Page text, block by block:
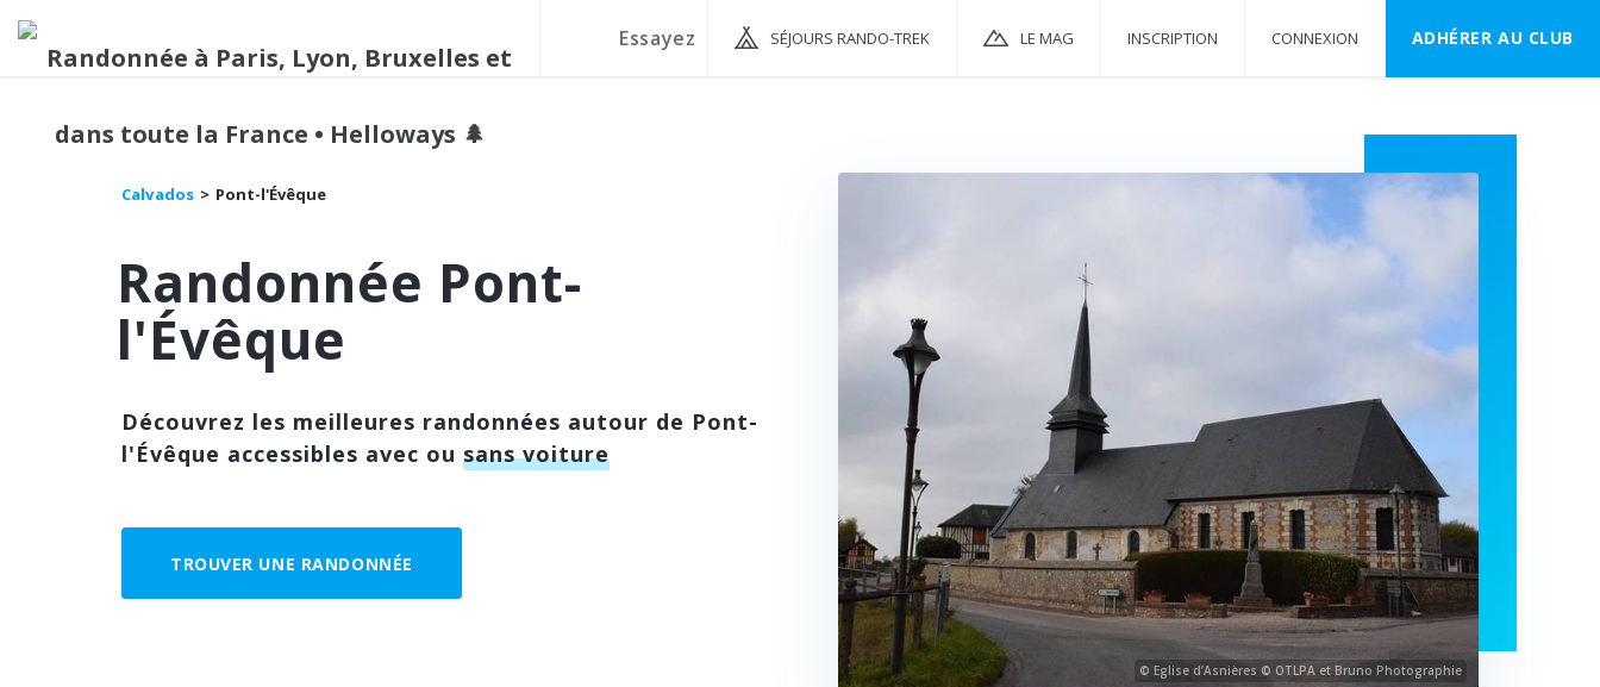
SÉJOURS RANDO-TREK LE MAG INSCRIPTION CONNEXION ADHÉRER AU CLUB
Calvados Pont-l'Évêque
Randonnée Pont-
l'Évêque
Découvrez les meilleures randonnées autour de Pont-
l'Évêque accessibles avec ou sans voiture
TROUVER UNE RANDONNÉE
© Eglise d’Asnières © OTLPA et Bruno Photographie